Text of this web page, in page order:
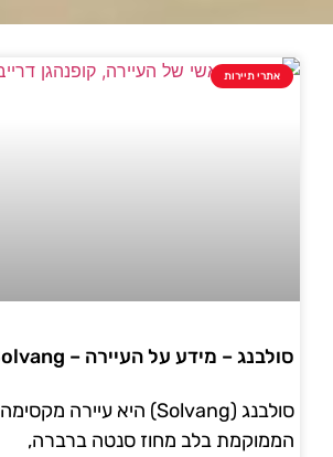
אתרי תיירות
סולבנג – מידע על העיירה – Solvang
סולבנג (Solvang) היא עיירה מקסימה
הממוקמת בלב מחוז סנטה ברברה,